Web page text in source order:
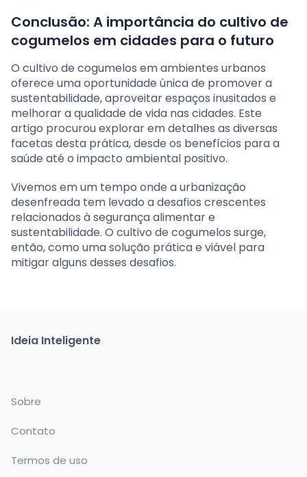
Conclusão: A importância do cultivo de
cogumelos em cidades para o futuro
O cultivo de cogumelos em ambientes urbanos
oferece uma oportunidade única de promover a
sustentabilidade, aproveitar espaços inusitados e
melhorar a qualidade de vida nas cidades. Este
artigo procurou explorar em detalhes as diversas
facetas desta prática, desde os benefícios para a
saúde até o impacto ambiental positivo.
Vivemos em um tempo onde a urbanização
desenfreada tem levado a desafios crescentes
relacionados à segurança alimentar e
sustentabilidade. O cultivo de cogumelos surge,
então, como uma solução prática e viável para
mitigar alguns desses desafios.
Ideia Inteligente
Sobre
Contato
Termos de uso